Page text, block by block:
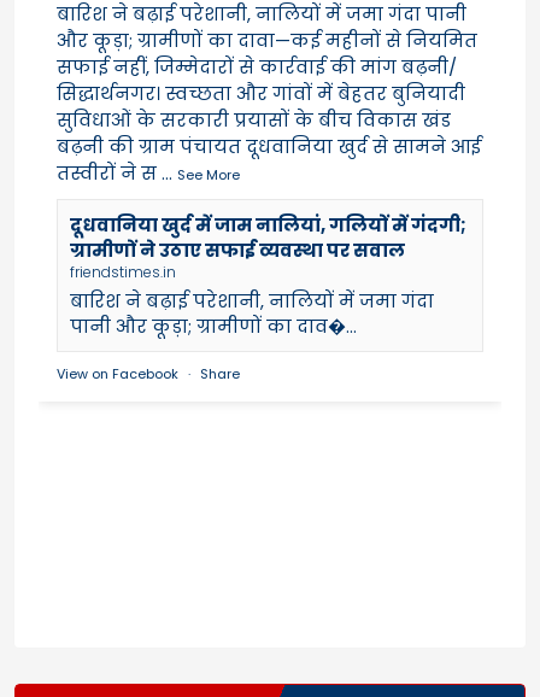
बारिश ने बढ़ाई परेशानी, नालियों में जमा गंदा पानी
और कूड़ा; ग्रामीणों का दावा—कई महीनों से नियमित
सफाई नहीं, जिम्मेदारों से कार्रवाई की मांग बढ़नी/
सिद्धार्थनगर। स्वच्छता और गांवों में बेहतर बुनियादी
सुविधाओं के सरकारी प्रयासों के बीच विकास खंड
बढ़नी की ग्राम पंचायत दूधवानिया खुर्द से सामने आई
तस्वीरों ने स... See More
दूधवानिया खुर्द में जाम नालियां, गलियों में गंदगी;
ग्रामीणों ने उठाए सफाई व्यवस्था पर सवाल
friendstimes.in
बारिश ने बढ़ाई परेशानी, नालियों में जमा गंदा
पानी और कूड़ा; ग्रामीणों का दाव�...
View on Facebook · Share